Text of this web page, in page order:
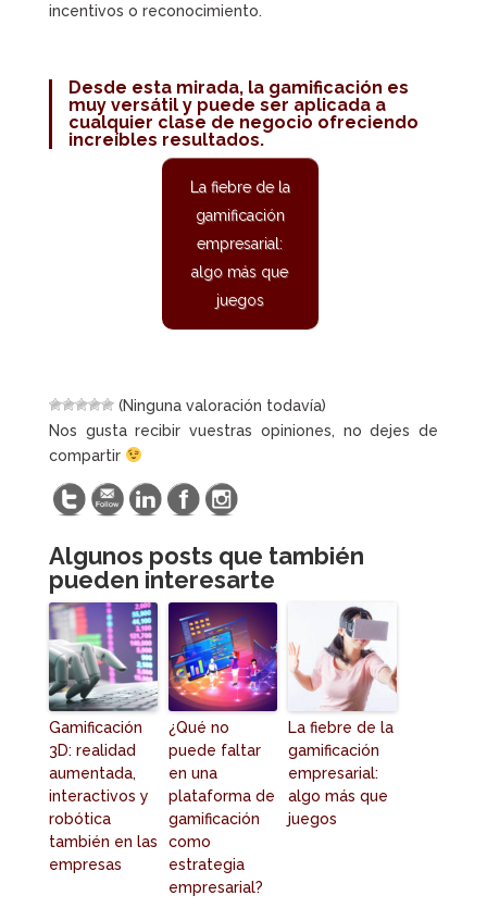
incentivos o reconocimiento.
Desde esta mirada, la gamificación es
muy versátil y puede ser aplicada a
cualquier clase de negocio ofreciendo
increíbles resultados.
La fiebre de la
gamificación
empresarial:
algo más que
juegos
(Ninguna valoración todavía)
Nos gusta recibir vuestras opiniones, no dejes de
compartir
Algunos posts que también
pueden interesarte
Gamificación
3D: realidad
aumentada,
interactivos y
robótica
también en las
empresas
¿Qué no
puede faltar
en una
plataforma de
gamificación
como
estrategia
empresarial?
La fiebre de la
gamificación
empresarial:
algo más que
juegos